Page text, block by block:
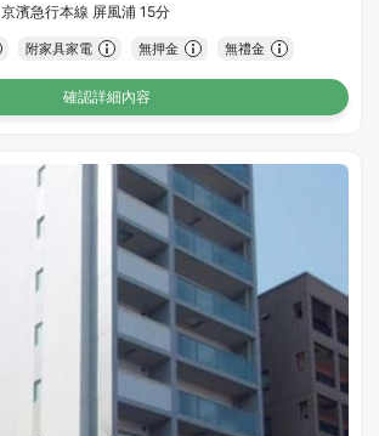
京濱急行本線 屏風浦 15分
附家具家電 無押金 無禮金
確認詳細內容